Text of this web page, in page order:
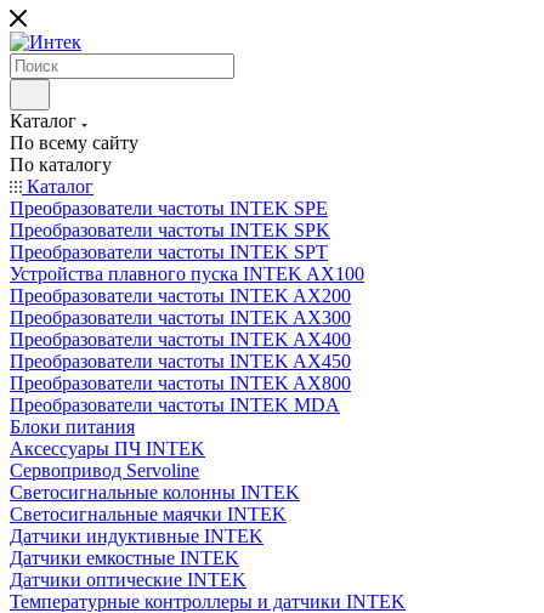
Каталог
По всему сайту
По каталогу
Каталог
Преобразователи частоты INTEK SPE
Преобразователи частоты INTEK SPK
Преобразователи частоты INTEK SPT
Устройства плавного пуска INTEK AX100
Преобразователи частоты INTEK AX200
Преобразователи частоты INTEK AX300
Преобразователи частоты INTEK AX400
Преобразователи частоты INTEK AX450
Преобразователи частоты INTEK AX800
Преобразователи частоты INTEK MDA
Блоки питания
Аксессуары ПЧ INTEK
Сервопривод Servoline
Светосигнальные колонны INTEK
Светосигнальные маячки INTEK
Датчики индуктивные INTEK
Датчики емкостные INTEK
Датчики оптические INTEK
Температурные контроллеры и датчики INTEK